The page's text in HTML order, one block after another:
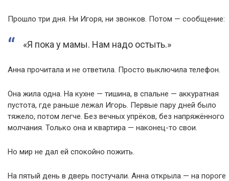
Прошло три дня. Ни Игоря, ни звонков. Потом — сообщение:
«Я пока у мамы. Нам надо остыть.»
Анна прочитала и не ответила. Просто выключила телефон.
Она жила одна. На кухне — тишина, в спальне — аккуратная
пустота, где раньше лежал Игорь. Первые пару дней было
тяжело, потом легче. Без вечных упрёков, без напряжённого
молчания. Только она и квартира — наконец-то свои.
Но мир не дал ей спокойно пожить.
На пятый день в дверь постучали. Анна открыла — на пороге